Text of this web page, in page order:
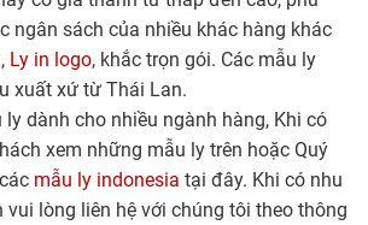
ngân sách của nhiều khác hàng khác
Ly in logo, khắc trọn gói. Các mẫu ly
xuất xứ từ Thái Lan.
ly dành cho nhiều ngành hàng, Khi có
xem những mẫu ly trên hoặc Quý
mẫu ly indonesia tại đây. Khi có nhu
vui lòng liên hệ với chúng tôi theo thông